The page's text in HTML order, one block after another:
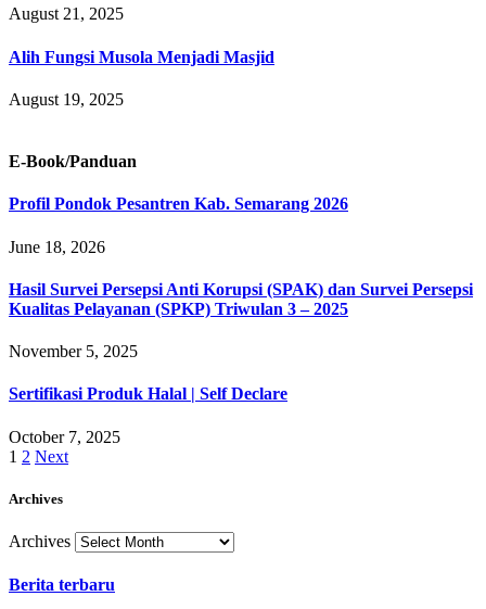
August 21, 2025
Alih Fungsi Musola Menjadi Masjid
August 19, 2025
E-Book/Panduan
Profil Pondok Pesantren Kab. Semarang 2026
June 18, 2026
Hasil Survei Persepsi Anti Korupsi (SPAK) dan Survei Persepsi
Kualitas Pelayanan (SPKP) Triwulan 3 – 2025
November 5, 2025
Sertifikasi Produk Halal | Self Declare
October 7, 2025
1 2 Next
Archives
Archives
Berita terbaru